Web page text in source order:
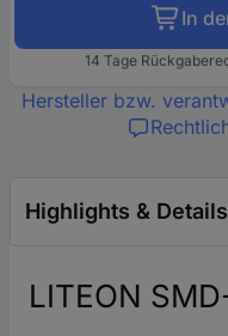
In
14 Tage
Hersteller bzw.
Highlights & Details
LITEON